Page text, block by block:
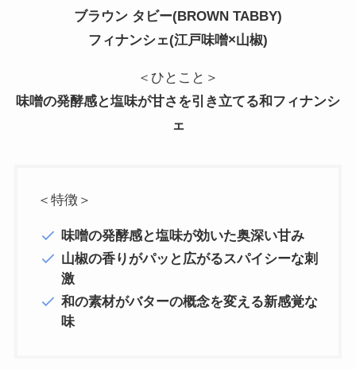
ブラウン タビー(BROWN TABBY)
フィナンシェ(江戸味噌×山椒)
＜ひとこと＞
味噌の発酵感と塩味が甘さを引き立てる和フィナンシ
ェ
＜特徴＞
味噌の発酵感と塩味が効いた奥深い甘み
山椒の香りがパッと広がるスパイシーな刺
激
和の素材がバターの概念を変える新感覚な
味